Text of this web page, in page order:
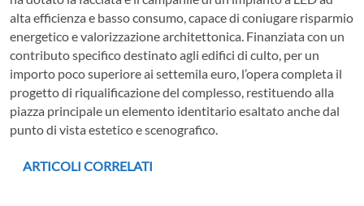
alta efficienza e basso consumo, capace di coniugare risparmio
energetico e valorizzazione architettonica. Finanziata con un
contributo specifico destinato agli edifici di culto, per un
importo poco superiore ai settemila euro, l’opera completa il
progetto di riqualificazione del complesso, restituendo alla
piazza principale un elemento identitario esaltato anche dal
punto di vista estetico e scenografico.
ARTICOLI CORRELATI